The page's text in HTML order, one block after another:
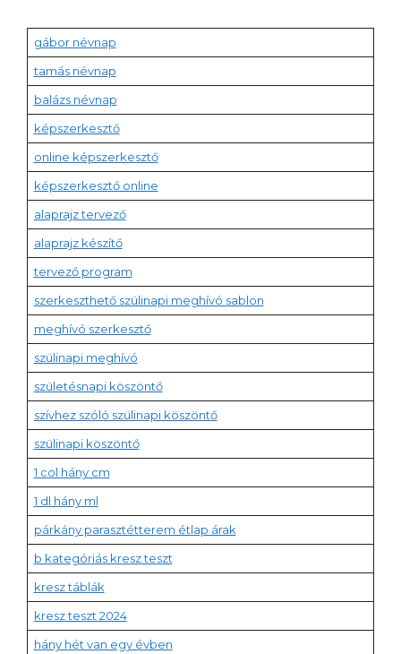
gábor névnap
tamás névnap
balázs névnap
képszerkesztő
online képszerkesztő
képszerkesztő online
alaprajz tervező
alaprajz készítő
tervező program
szerkeszthető szülinapi meghívó sablon
meghívó szerkesztő
szülinapi meghívó
születésnapi köszöntő
szívhez szóló szülinapi köszöntő
szülinapi köszöntő
1 col hány cm
1 dl hány ml
párkány parasztétterem étlap árak
b kategóriás kresz teszt
kresz táblák
kresz teszt 2024
hány hét van egy évben